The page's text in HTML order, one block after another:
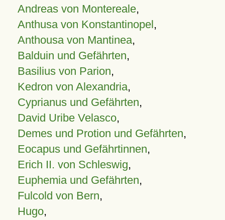
Andreas von Montereale,
Anthusa von Konstantinopel,
Anthousa von Mantinea,
Balduin und Gefährten,
Basilius von Parion,
Kedron von Alexandria,
Cyprianus und Gefährten,
David Uribe Velasco,
Demes und Protion und Gefährten,
Eocapus und Gefährtinnen,
Erich II. von Schleswig,
Euphemia und Gefährten,
Fulcold von Bern,
Hugo,